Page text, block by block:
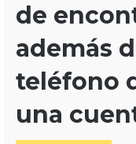
de
además
teléfono
una